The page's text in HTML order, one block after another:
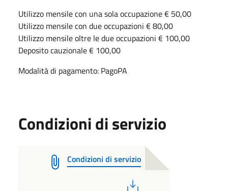
Utilizzo mensile con una sola occupazione € 50,00
Utilizzo mensile con due occupazioni € 80,00
Utilizzo mensile oltre le due occupazioni € 100,00
Deposito cauzionale € 100,00
Modalità di pagamento: PagoPA
Condizioni di servizio
Condizioni di servizio